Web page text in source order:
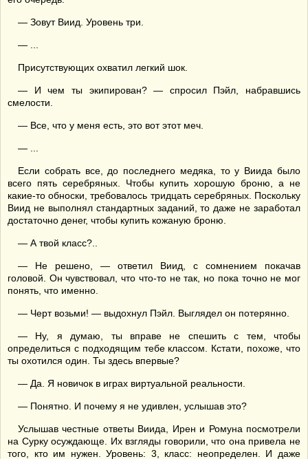
— Зовут Виид. Уровень три.
— ...
Присутствующих охватил легкий шок.
— И чем ты экипирован? — спросил Пэйл, набравшись
смелости.
— Все, что у меня есть, это вот этот меч.
— ...
Если собрать все, до последнего медяка, то у Виида было
всего пять серебряных. Чтобы купить хорошую броню, а не
какие-то обноски, требовалось тридцать серебряных. Поскольку
Виид не выполнял стандартных заданий, то даже не заработал
достаточно денег, чтобы купить кожаную броню.
— А твой класс?..
— Не решено, — ответил Виид, с сомнением покачав
головой. Он чувствовал, что что-то не так, но пока точно не мог
понять, что именно.
— Черт возьми! — выдохнул Пэйл. Выглядел он потерянно.
— Ну, я думаю, ты вправе не спешить с тем, чтобы
определиться с подходящим тебе классом. Кстати, похоже, что
ты охотился один. Ты здесь впервые?
— Да. Я новичок в играх виртуальной реальности.
— Понятно. И почему я не удивлен, услышав это?
Услышав честные ответы Виида, Ирен и Ромуна посмотрели
на Сурку осуждающе. Их взгляды говорили, что она привела не
того, кто им нужен. Уровень: 3, класс: неопределен. И даже